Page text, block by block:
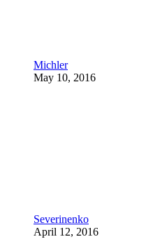
Michler
May 10, 2016
Severinenko
April 12, 2016